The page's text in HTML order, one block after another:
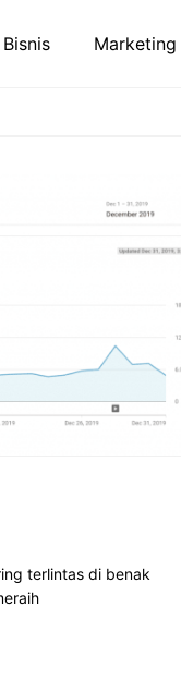
Bisnis Marketing
terlintas di benak